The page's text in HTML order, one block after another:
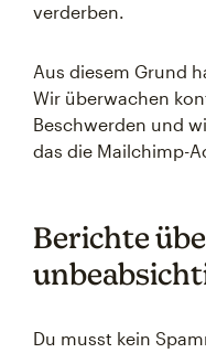
verderben.
Aus diesem Grund
Wir überwachen
Beschwerden und
das die Mailchimp-
Berichte
Du musst kein